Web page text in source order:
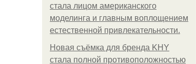
стала лицом американского
моделинга и главным воплощением
естественной привлекательности.
Новая съёмка для бренда KHY
стала полной противоположностью